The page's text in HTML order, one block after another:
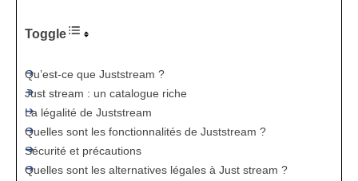
Toggle
Qu’est-ce que Juststream ?
Just stream : un catalogue riche
La légalité de Juststream
Quelles sont les fonctionnalités de Juststream ?
Sécurité et précautions
Quelles sont les alternatives légales à Just stream ?